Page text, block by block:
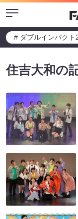
Menu
# ダブルインパクト
住吉大和の